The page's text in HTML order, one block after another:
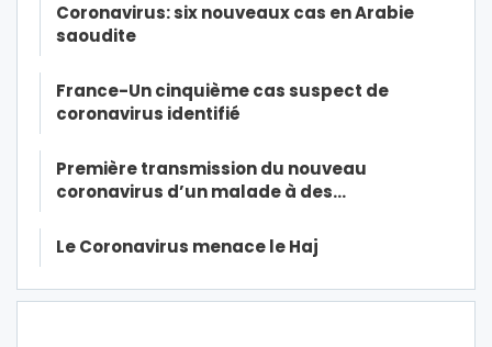
Coronavirus: six nouveaux cas en Arabie
saoudite
France-Un cinquième cas suspect de
coronavirus identifié
Première transmission du nouveau
coronavirus d’un malade à des…
Le Coronavirus menace le Haj